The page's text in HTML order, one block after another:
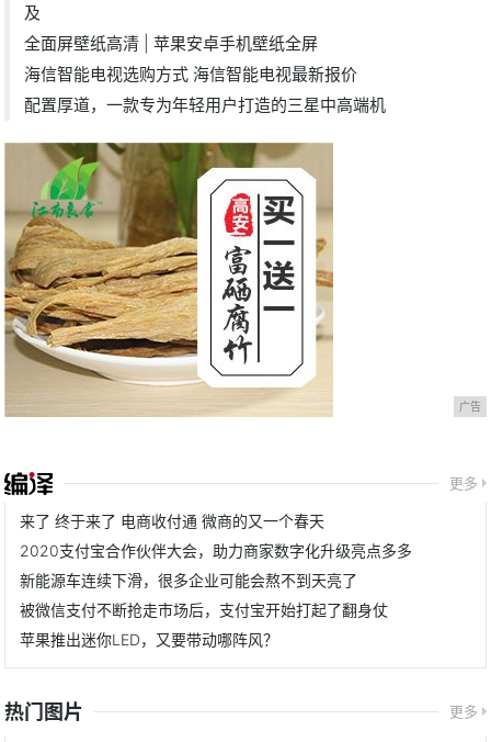
及
全面屏壁纸高清 | 苹果安卓手机壁纸全屏
海信智能电视选购方式 海信智能电视最新报价
配置厚道，一款专为年轻用户打造的三星中高端机
广告
更多
来了 终于来了 电商收付通 微商的又一个春天
2020支付宝合作伙伴大会，助力商家数字化升级亮点多多
新能源车连续下滑，很多企业可能会熬不到天亮了
被微信支付不断抢走市场后，支付宝开始打起了翻身仗
苹果推出迷你LED，又要带动哪阵风？
热门图片 更多